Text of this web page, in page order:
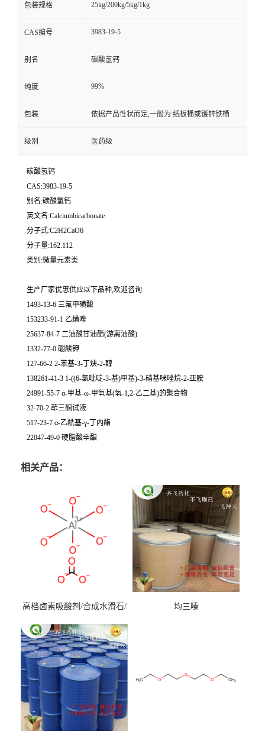
包装规格 25kg/200kg/5kg/1kg
CAS编号 3983-19-5
别名 碳酸氢钙
纯度 99%
包装 依据产品性状而定,一般为:纸板桶或镀锌铁桶
级别 医药级
碳酸氢钙
CAS:3983-19-5
别名:碳酸氢钙
英文名:Calciumbicarbonate
分子式:C2H2CaO6
分子量:162.112
类别:微量元素类
生产厂家优惠供应以下品种,欢迎咨询:
1493-13-6 三氟甲磺酸
153233-91-1 乙螨唑
25637-84-7 二油酸甘油酯(游离油酸)
1332-77-0 硼酸钾
127-66-2 2-苯基-3-丁炔-2-醇
138261-41-3 1-((6-氯吡啶-3-基)甲基)-3-硝基咪唑烷-2-亚胺
24991-55-7 α-甲基-ω-甲氧基(氧-1,2-乙二基)的聚合物
32-70-2 茚三酮试液
517-23-7 α-乙酰基-γ-丁内酯
22047-49-0 硬脂酸辛酯
相关产品：
高档卤素吸酸剂/合成水滑石/
均三嗪